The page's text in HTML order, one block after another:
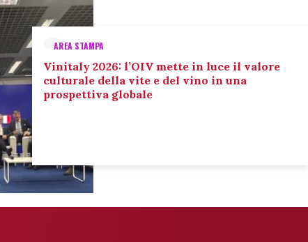
AREA STAMPA
Vinitaly 2026: l’OIV mette in luce il valore
culturale della vite e del vino in una
prospettiva globale